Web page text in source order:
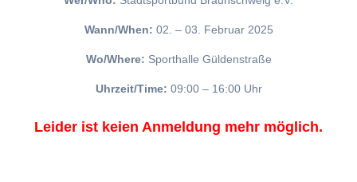
Wann/When: 02. – 03. Februar 2025
Wo/Where: Sporthalle Güldenstraße
Uhrzeit/Time: 09:00 – 16:00 Uhr
Leider ist keien Anmeldung mehr möglich.